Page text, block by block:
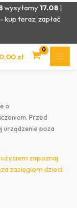
wysyłamy 17.08|
- kup teraz, zapłać
0,00 zł
o
Przed
urządzenie poza
zapoznaj
zasięgiem dzieci.